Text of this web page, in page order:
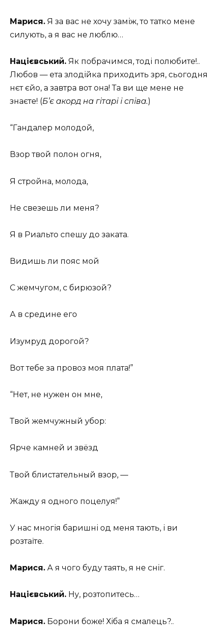
Марися. Я за вас не хочу заміж, то татко мене
силують, а я вас не люблю…
Націєвський. Як побрачимся, тоді полюбите!..
Любов — ета злодійка приходить зря, сьогодня
нєт єйо, а завтра вот она! Та ви ще мене не
знаєте! (Б’є акорд на гітарі і співа.)
“Гандалер молодой,
Взор твой полон огня,
Я стройна, молода,
Не свезешь ли меня?
Я в Риальто спешу до заката.
Видишь ли пояс мой
С жемчугом, с бирюзой?
А в средине его
Изумруд дорогой?
Вот тебе за провоз моя плата!”
“Нет, не нужен он мне,
Твой жемчужный убор:
Ярче камней и звёзд
Твой блистательный взор, —
Жажду я одного поцелуя!”
У нас многія баришні од меня тають, і ви
розтаїте.
Марися. А я чого буду таять, я не сніг.
Націєвський. Ну, розтопитесь…
Марися. Борони боже! Хіба я смалець?..